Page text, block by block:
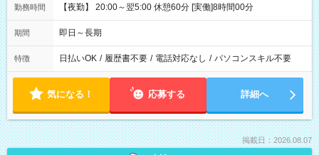
勤務時間 【夜勤】 20:00～翌5:00 休憩60分 [実働]8時間00分
期間 即日～長期
特徴 日払いOK / 履歴書不要 / 電話対応なし / パソコンスキル不要
気になる！ 応募する 詳細へ
掲載日：2026.08.07